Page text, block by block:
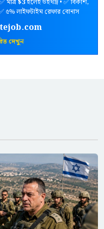
৫% লাইফটাইম রেফার বোনাস
দেখুন